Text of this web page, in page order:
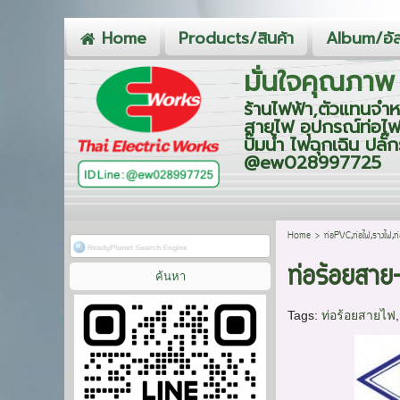
Home Products/สินค้า Album/อั
มั่นใจคุณภาพ
ร้านไฟฟ้า,ตัวแทนจ
สายไฟ อุปกรณ์ท่อไ
ปั๊มน้ำ ไฟฉุกเฉิน ป
@ew028997725
Home> ท่อPVC,ท่อไฟ,รางไ
ท่อร้อยสาย
Tags:ท่อร้อยสายไฟ